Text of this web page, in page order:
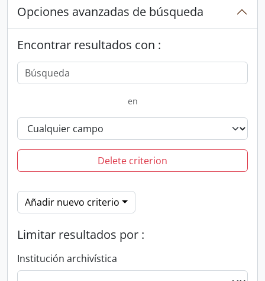
Opciones avanzadas de búsqueda
Encontrar resultados con :
en
Delete criterion
Añadir nuevo criterio
Limitar resultados por :
Institución archivística